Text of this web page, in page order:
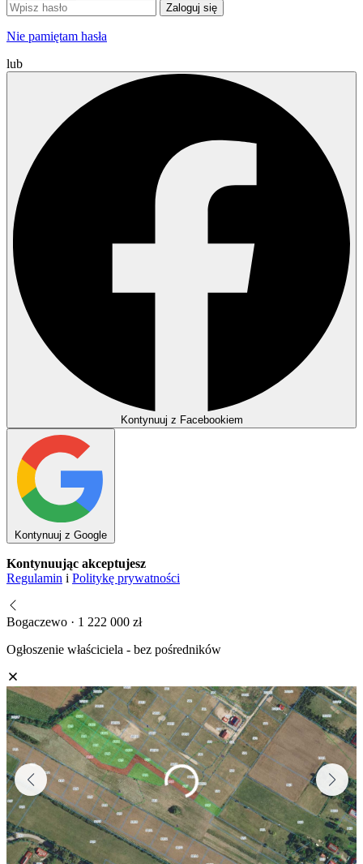
Zaloguj się
Nie pamiętam hasła
lub
Kontynuuj z Facebookiem
Kontynuuj z Google
Kontynuując akceptujesz
Regulamin i Politykę prywatności
Bogaczewo · 1 222 000 zł
Ogłoszenie właściciela - bez pośredników